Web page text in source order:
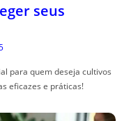
seus
para quem deseja cultivos
eficazes e práticas!